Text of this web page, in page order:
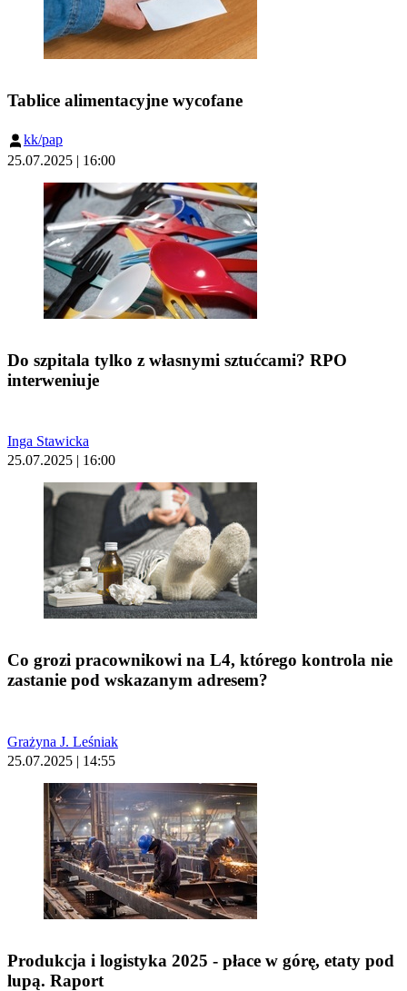
Tablice alimentacyjne wycofane
kk/pap
25.07.2025 | 16:00
Do szpitala tylko z własnymi sztućcami? RPO
interweniuje
Inga Stawicka
25.07.2025 | 16:00
Co grozi pracownikowi na L4, którego kontrola nie
zastanie pod wskazanym adresem?
Grażyna J. Leśniak
25.07.2025 | 14:55
Produkcja i logistyka 2025 - płace w górę, etaty pod
lupą. Raport